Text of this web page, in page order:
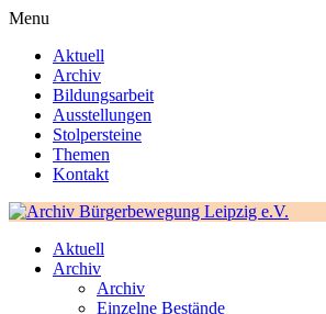
Menu
Aktuell
Archiv
Bildungsarbeit
Ausstellungen
Stolpersteine
Themen
Kontakt
Aktuell
Archiv
Archiv
Einzelne Bestände